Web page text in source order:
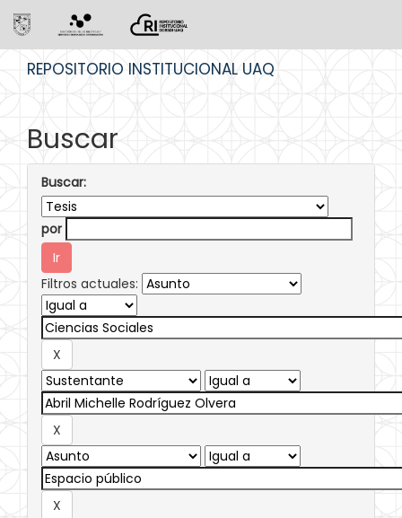
REPOSITORIO INSTITUCIONAL UAQ
Buscar
Buscar:
por
Filtros actuales: